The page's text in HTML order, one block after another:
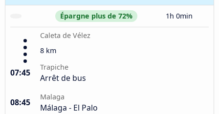
Épargne plus de 72% 1h 0min
Caleta de Vélez
8 km
07:45
Trapiche
Arrêt de bus
08:45
Malaga
Málaga - El Palo